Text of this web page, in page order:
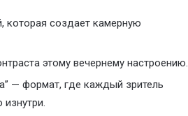
которая создает камерную
этому вечернему настроению.
— формат, где каждый зритель